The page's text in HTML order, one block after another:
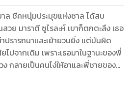
ล ชีคหนุ่มประมุขแห่งซาล ได้สบ
วย มาราตี ซูไรละห์ เขาก็ตกตะลึง เธอ
รารถนาและเย้ายวนยิ่ง แต่มันผิด
ปจากเดิม เพราะเธอมาในฐานะของพี่
กลายเป็นคนโง่ให้อาและพี่ชายของ
วลากำลังคิดการอันใดที่เป็นกบฏและ